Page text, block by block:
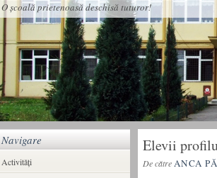
O școală prietenoasă deschisă tuturor!
Elevii
De cătreANCA
Navigare
Activități